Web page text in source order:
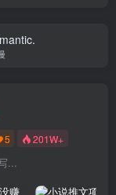
5 201W+
...